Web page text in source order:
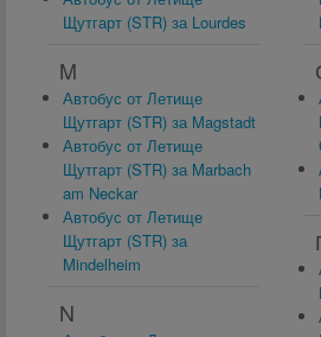
Щутгарт (STR) за Lourdes
M
Автобус от Летище
Щутгарт (STR) за Magstadt
Автобус от Летище
Щутгарт (STR) за Marbach
am Neckar
Автобус от Летище
Щутгарт (STR) за
Mindelheim
N